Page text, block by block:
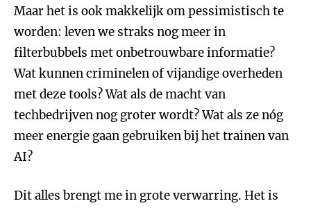
Maar het is ook makkelijk om pessimistisch te
worden: leven we straks nog meer in
filterbubbels met onbetrouwbare informatie?
Wat kunnen criminelen of vijandige overheden
met deze tools? Wat als de macht van
techbedrijven nog groter wordt? Wat als ze nóg
meer energie gaan gebruiken bij het trainen van
AI?
Dit alles brengt me in grote verwarring. Het is